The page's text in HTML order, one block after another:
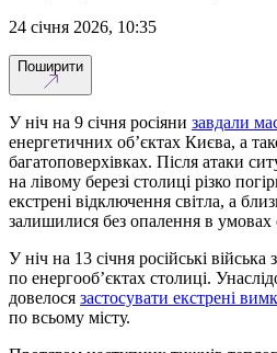
24 січня 2026, 10:35
Поширити
У ніч на 9 січня росіяни завдали
енергетичних об’єктах Києва, а
багатоповерхівках. Після атаки
на лівому березі столиці різко
екстрені відключення світла, а
залишилися без опалення в умовах
У ніч на 13 січня російські
по енергооб’єктах столиці.
довелося застосувати екстрені
по всьому місту.